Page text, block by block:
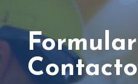
Contacto